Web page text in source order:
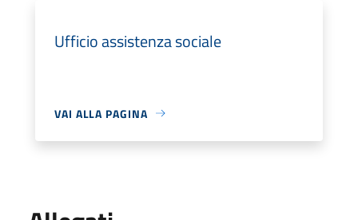
Ufficio assistenza sociale
VAI ALLA PAGINA